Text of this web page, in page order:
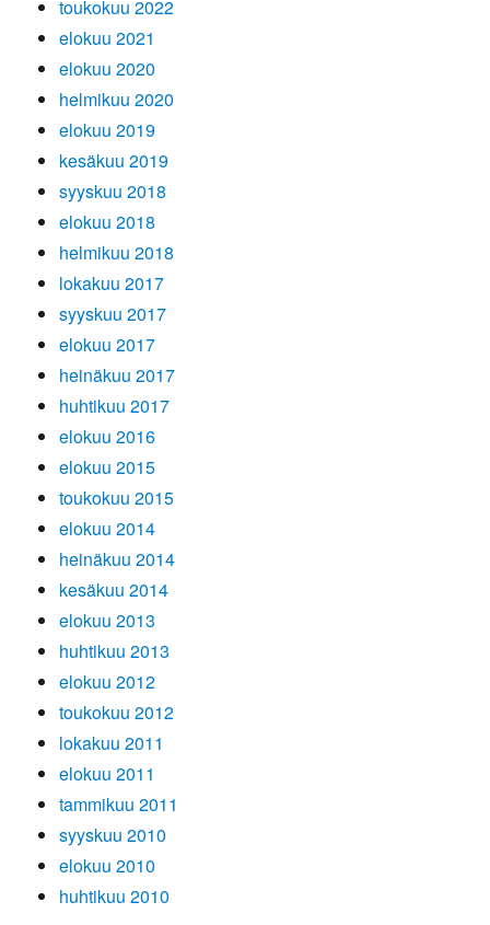
toukokuu 2022
elokuu 2021
elokuu 2020
helmikuu 2020
elokuu 2019
kesäkuu 2019
syyskuu 2018
elokuu 2018
helmikuu 2018
lokakuu 2017
syyskuu 2017
elokuu 2017
heinäkuu 2017
huhtikuu 2017
elokuu 2016
elokuu 2015
toukokuu 2015
elokuu 2014
heinäkuu 2014
kesäkuu 2014
elokuu 2013
huhtikuu 2013
elokuu 2012
toukokuu 2012
lokakuu 2011
elokuu 2011
tammikuu 2011
syyskuu 2010
elokuu 2010
huhtikuu 2010